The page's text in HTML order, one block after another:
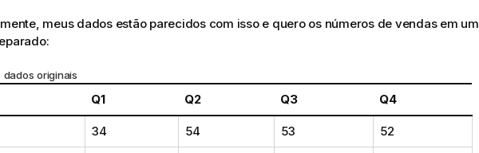
meus dados estão parecidos com isso e quero os números de vendas em um
dados originais
Q1 Q2 Q3 Q4
34 54 53 52